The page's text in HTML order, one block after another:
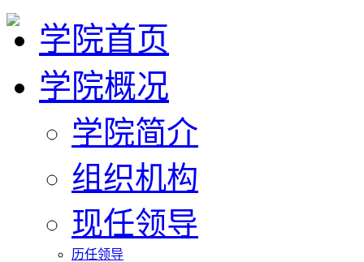
学院首页
学院概况
学院简介
组织机构
现任领导
历任领导